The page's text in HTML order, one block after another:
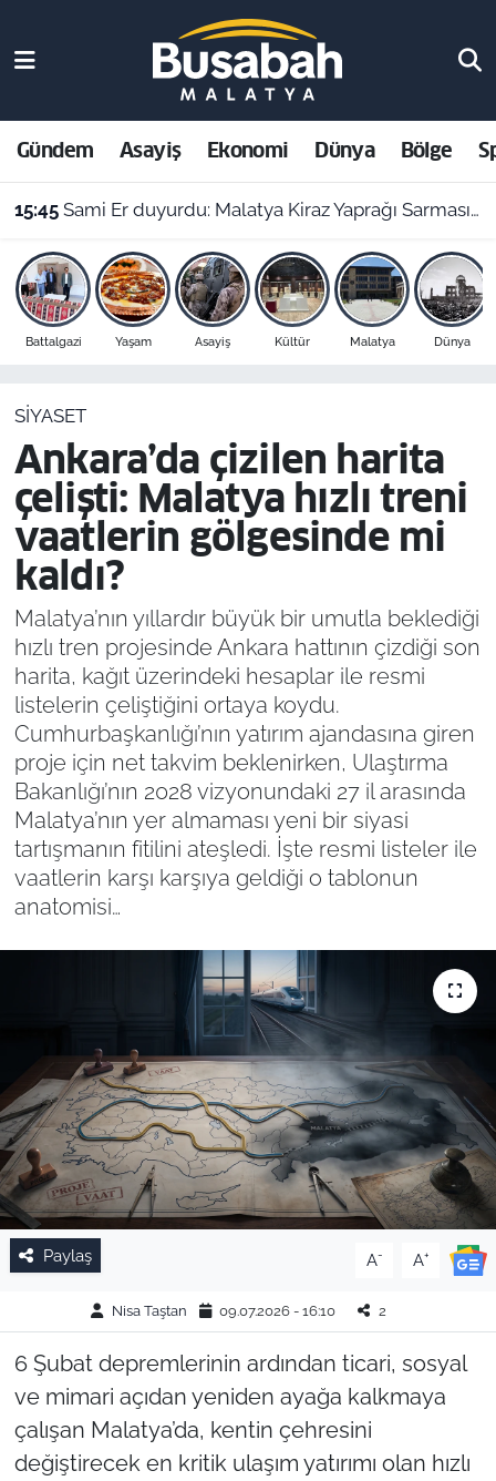
Gündem Asayiş Ekonomi Dünya Bölge
Battalgazi Yaşam Asayiş Kültür Malatya Dünya
SIYASET
Ankara’da çizilen harita
çelişti: Malatya hızlı treni
vaatlerin gölgesinde mi
kaldı?
Malatya’nın yıllardır büyük bir umutla beklediği
hızlı tren projesinde Ankara hattının çizdiği son
harita, kağıt üzerindeki hesaplar ile resmi
listelerin çeliştiğini ortaya koydu.
Cumhurbaşkanlığı’nın yatırım ajandasına giren
proje için net takvim beklenirken, Ulaştırma
Bakanlığı’nın 2028 vizyonundaki 27 il arasında
Malatya’nın yer almaması yeni bir siyasi
tartışmanın fitilini ateşledi. İşte resmi listeler ile
vaatlerin karşı karşıya geldiği o tablonun
anatomisi…
Paylaş A- A+
Nisa Taştan 09.07.2026 - 16:10 2
6 Şubat depremlerinin ardından ticari, sosyal
ve mimari açıdan yeniden ayağa kalkmaya
çalışan Malatya’da, kentin çehresini
değiştirecek en kritik ulaşım yatırımı olan hızlı
Asayiş
Ekonomi
Dünya
Bölge
Resmi İlanlar
Malatya Nöbetçi Eczaneler
Malatya Hava Durumu
Malatya Namaz Vakitleri
Malatya Trafik Yoğunluk Haritası
Süper Lig Puan Durumu ve Fikstür
Son Dakika Haberleri
Haber Arşivi